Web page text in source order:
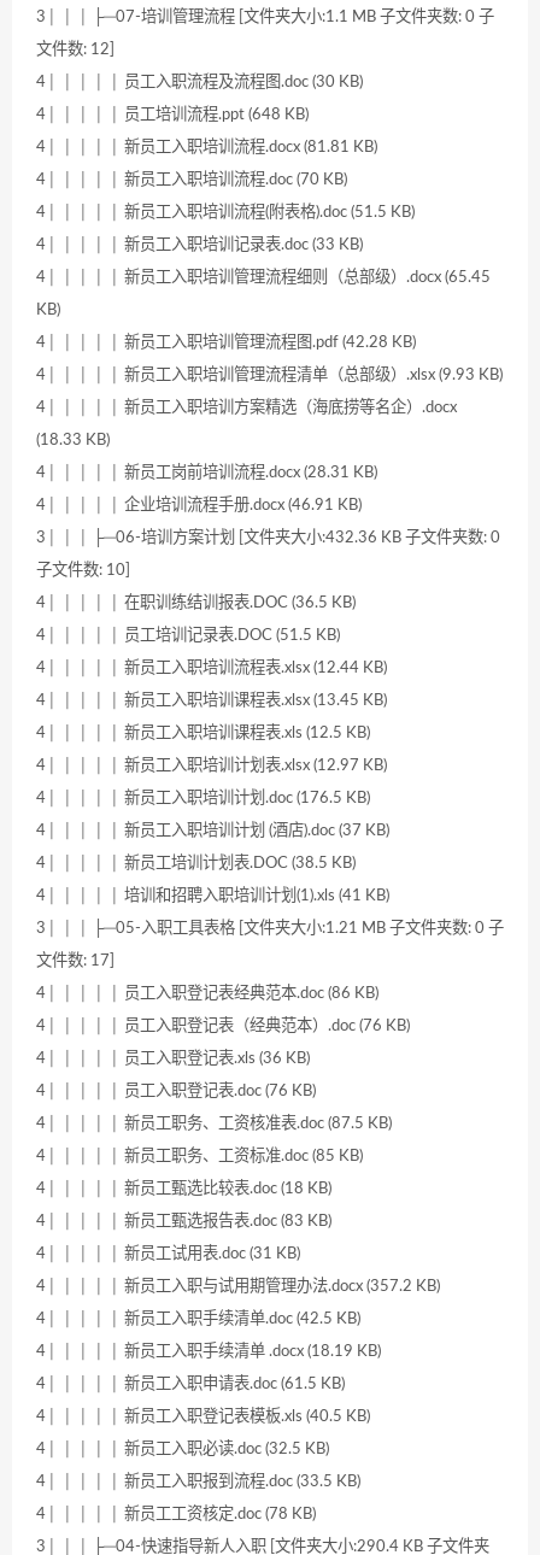
3│ │ │ ├─07-培训管理流程 [文件夹大小:1.1 MB 子文件夹数: 0 子
文件数: 12]
4│ │ │ │ │ 员工入职流程及流程图.doc (30 KB)
4│ │ │ │ │ 员工培训流程.ppt (648 KB)
4│ │ │ │ │ 新员工入职培训流程.docx (81.81 KB)
4│ │ │ │ │ 新员工入职培训流程.doc (70 KB)
4│ │ │ │ │ 新员工入职培训流程(附表格).doc (51.5 KB)
4│ │ │ │ │ 新员工入职培训记录表.doc (33 KB)
4│ │ │ │ │ 新员工入职培训管理流程细则（总部级）.docx (65.45
KB)
4│ │ │ │ │ 新员工入职培训管理流程图.pdf (42.28 KB)
4│ │ │ │ │ 新员工入职培训管理流程清单（总部级）.xlsx (9.93 KB)
4│ │ │ │ │ 新员工入职培训方案精选（海底捞等名企）.docx
(18.33 KB)
4│ │ │ │ │ 新员工岗前培训流程.docx (28.31 KB)
4│ │ │ │ │ 企业培训流程手册.docx (46.91 KB)
3│ │ │ ├─06-培训方案计划 [文件夹大小:432.36 KB 子文件夹数: 0
子文件数: 10]
4│ │ │ │ │ 在职训练结训报表.DOC (36.5 KB)
4│ │ │ │ │ 员工培训记录表.DOC (51.5 KB)
4│ │ │ │ │ 新员工入职培训流程表.xlsx (12.44 KB)
4│ │ │ │ │ 新员工入职培训课程表.xlsx (13.45 KB)
4│ │ │ │ │ 新员工入职培训课程表.xls (12.5 KB)
4│ │ │ │ │ 新员工入职培训计划表.xlsx (12.97 KB)
4│ │ │ │ │ 新员工入职培训计划.doc (176.5 KB)
4│ │ │ │ │ 新员工入职培训计划 (酒店).doc (37 KB)
4│ │ │ │ │ 新员工培训计划表.DOC (38.5 KB)
4│ │ │ │ │ 培训和招聘入职培训计划(1).xls (41 KB)
3│ │ │ ├─05-入职工具表格 [文件夹大小:1.21 MB 子文件夹数: 0 子
文件数: 17]
4│ │ │ │ │ 员工入职登记表经典范本.doc (86 KB)
4│ │ │ │ │ 员工入职登记表（经典范本）.doc (76 KB)
4│ │ │ │ │ 员工入职登记表.xls (36 KB)
4│ │ │ │ │ 员工入职登记表.doc (76 KB)
4│ │ │ │ │ 新员工职务、工资核准表.doc (87.5 KB)
4│ │ │ │ │ 新员工职务、工资标准.doc (85 KB)
4│ │ │ │ │ 新员工甄选比较表.doc (18 KB)
4│ │ │ │ │ 新员工甄选报告表.doc (83 KB)
4│ │ │ │ │ 新员工试用表.doc (31 KB)
4│ │ │ │ │ 新员工入职与试用期管理办法.docx (357.2 KB)
4│ │ │ │ │ 新员工入职手续清单.doc (42.5 KB)
4│ │ │ │ │ 新员工入职手续清单 .docx (18.19 KB)
4│ │ │ │ │ 新员工入职申请表.doc (61.5 KB)
4│ │ │ │ │ 新员工入职登记表模板.xls (40.5 KB)
4│ │ │ │ │ 新员工入职必读.doc (32.5 KB)
4│ │ │ │ │ 新员工入职报到流程.doc (33.5 KB)
4│ │ │ │ │ 新员工工资核定.doc (78 KB)
3│ │ │ ├─04-快速指导新人入职 [文件夹大小:290.4 KB 子文件夹